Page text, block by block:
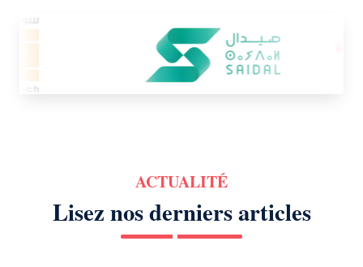
ACTUALITÉ
Lisez nos derniers articles